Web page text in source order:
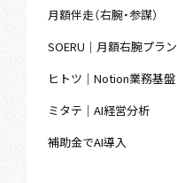
月額伴走（右腕・参謀）
SOERU｜月額右腕プラン
ヒトツ｜Notion業務基盤
ミタテ｜AI経営分析
補助金でAI導入